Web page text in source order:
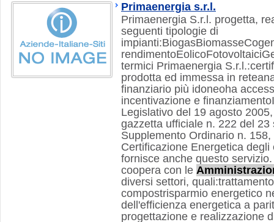
Primaenergia s.r.l.
Primaenergia S.r.l. progetta,
seguenti tipologie di
termici Primaenergia
prodotta ed immessa in
finanziario più idoneoha
incentivazione e
Legislativo del 19 agosto
gazzetta ufficiale n. 222 del 23
Supplemento Ordinario n.
Certificazione Energetica
fornisce anche questo
coopera con le
diversi settori,
compostrisparmio energetico
dell'efficienza energetica a
progettazione e realizzazione